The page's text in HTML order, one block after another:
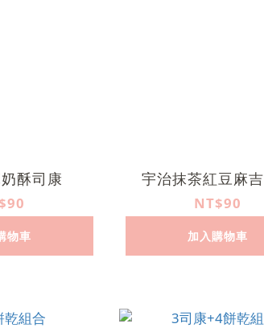
酥司康
物車
宇治抹茶紅豆麻
NT$90
加入購物車